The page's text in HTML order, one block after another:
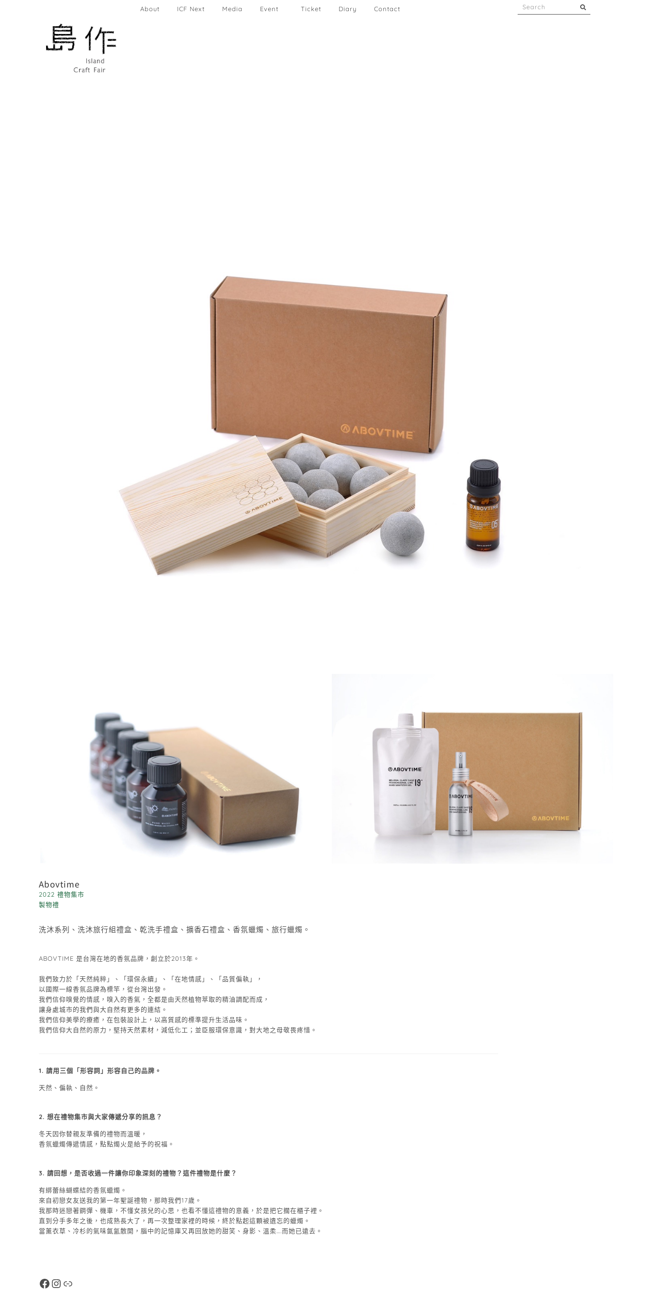
About ICF Next Media Event Ticket Diary Contact
Abovtime
2022 禮物集市
製物禮
洗沐系列、洗沐旅行組禮盒、乾洗手禮盒、擴香石禮盒、香氛蠟燭、旅行蠟燭。
ABOVTIME 是台灣在地的香氛品牌，創立於2013年。
我們致力於「天然純粹」、「環保永續」、「在地情感」、「品質偏執」，
以國際一線香氛品牌為標竿，從台灣出發。
我們信仰嗅覺的情感，嗅入的香氣，全都是由天然植物萃取的精油調配而成，
讓身處城市的我們與大自然有更多的連結。
我們信仰美學的療癒，在包裝設計上，以高質感的標準提升生活品味。
我們信仰大自然的原力，堅持天然素材，減低化工；並臣服環保意識，對大地之母敬畏疼惜。
1. 請用三個「形容詞」形容自己的品牌。
天然、偏執、自然。
2. 想在禮物集市與大家傳遞分享的訊息？
冬天因你替親友準備的禮物而溫暖，
香氛蠟燭傳遞情感，點點燭火是給予的祝福。
3. 請回想，是否收過一件讓你印象深刻的禮物？這件禮物是什麼？
有綁蕾絲蝴蝶結的香氛蠟燭。
來自初戀女友送我的第一年聖誕禮物，那時我們17歲。
我那時迷戀著鋼彈、機車，不懂女孩兒的心思，也看不懂這禮物的意義，於是把它擱在櫃子裡。
直到分手多年之後，也成熟長大了，再一次整理家裡的時候，終於點起這顆被遺忘的蠟燭。
當薰衣草、冷杉的氣味氤氳散開，腦中的記憶庫又再回放她的甜笑、身影、溫柔….而她已遠去。